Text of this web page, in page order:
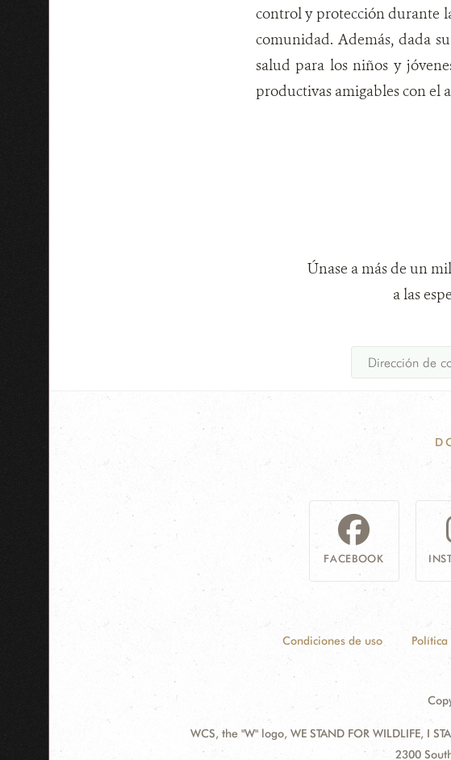
control y protección durante
comunidad. Además, dada
salud para los niños y
productivas amigables con el
Únase a más de un
a las
FACEBOOK
Condiciones de uso
WCS, the "W" logo, WE STAND FOR WILDLIFE, I
Address:
2300